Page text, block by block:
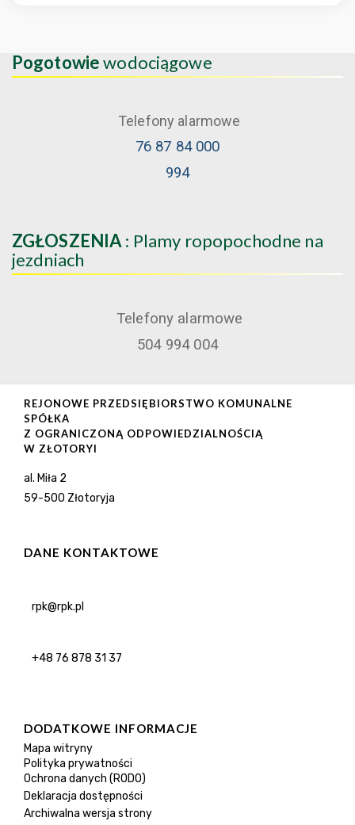
Pogotowiewodociągowe
Telefony alarmowe
76 87 84 000
994
ZGŁOSZENIA : Plamy ropopochodne na
jezdniach
Telefony alarmowe
504 994 004
REJONOWE PRZEDSIĘBIORSTWO KOMUNALNE
SPÓŁKA
Z OGRANICZONĄ ODPOWIEDZIALNOŚCIĄ
W ZŁOTORYI
al. Miła 2
59-500 Złotoryja
DANE KONTAKTOWE
rpk@rpk.pl
+48 76 878 31 37
DODATKOWE INFORMACJE
Mapa witryny
Polityka prywatności
Ochrona danych (RODO)
Deklaracja dostępności
Archiwalna wersja strony